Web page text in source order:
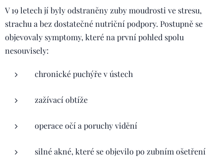
V 19 letech jí byly odstraněny zuby moudrosti ve stresu,
strachu a bez dostatečné nutriční podpory. Postupně se
objevovaly symptomy, které na první pohled spolu
nesouvisely:
chronické puchýře v ústech
zažívací obtíže
operace očí a poruchy vidění
silné akné, které se objevilo po zubním ošetření